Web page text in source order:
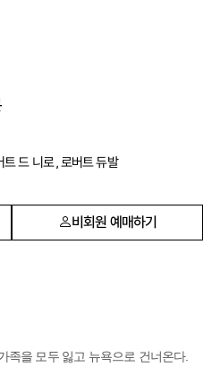
드 니로 , 로버트 듀발
비회원 예매하기
족을 모두 잃고 뉴욕으로 건너온다.